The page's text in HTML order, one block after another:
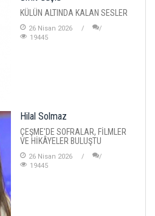
KÜLÜN ALTINDA KALAN SESLER
26 Nisan 2026
19445
Hilal Solmaz
ÇEŞME'DE SOFRALAR, FİLMLER
VE HİKÂYELER BULUŞTU
26 Nisan 2026
19445